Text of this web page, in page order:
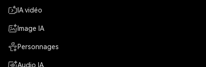
IA vidéo
Image IA
Personnages
Audio IA